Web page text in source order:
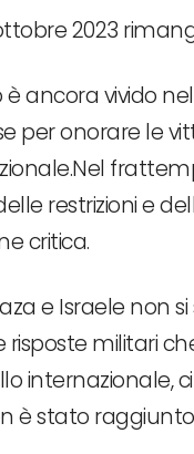
2023
è ancora vivido
onorare le
restrizioni e
critica.
e Israele
militari
internazionale,
è stato